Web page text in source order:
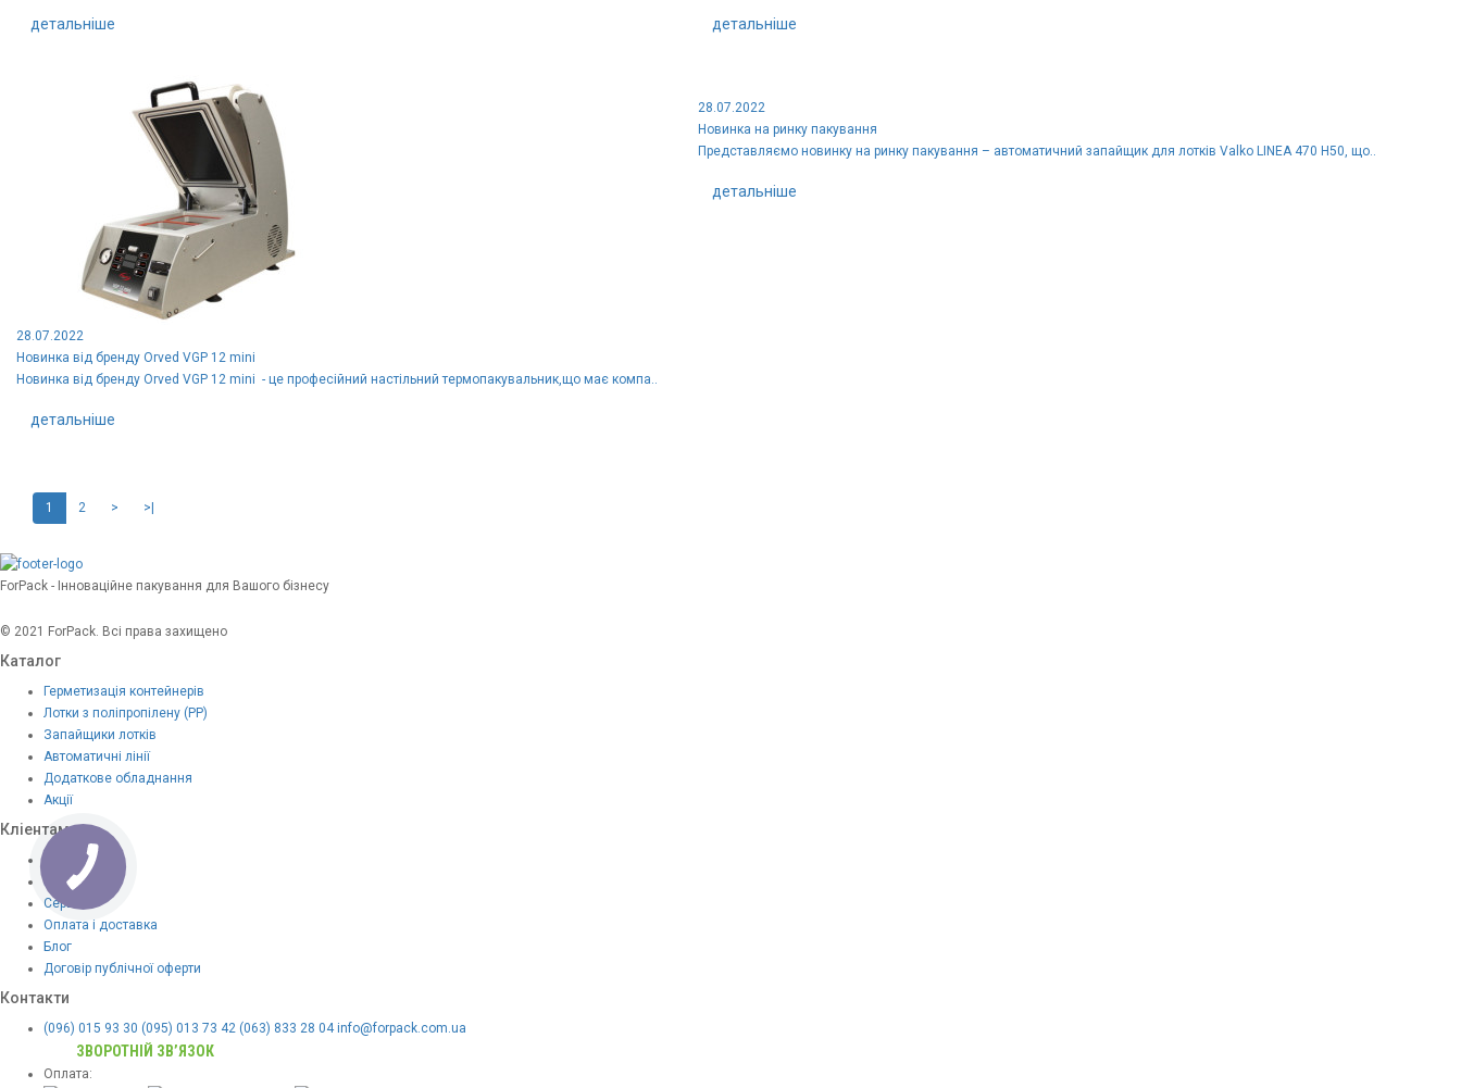
детальніше детальніше
28.07.2022
Новинка від бренду Orved VGP 12 mini
Новинка від бренду Orved VGP 12 mini - це професійний настільний термопакувальник,що має компа..
детальніше
28.07.2022
Новинка на ринку пакування
Представляємо новинку на ринку пакування – автоматичний запайщик для лотків Valko LINEA 470 H50, що..
детальніше
1 2 > >|
ForPack - Інноваційне пакування для Вашого бізнесу
© 2021 ForPack. Всі права захищено
Каталог
Герметизація контейнерів
Лотки з поліпропілену (PP)
Запайщики лотків
Автоматичні лінії
Додаткове обладнання
Акції
Кліентам
Про нас
Гарантія
Сервіс
Оплата і доставка
Блог
Договір публічної оферти
Контакти
(096) 015 93 30 (095) 013 73 42 (063) 833 28 04 info@forpack.com.ua
ЗВОРОТНІЙ ЗВ’ЯЗОК
Оплата: